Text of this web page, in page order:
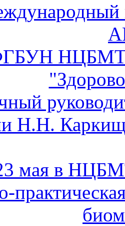
НЦБМТ
Н.Н.
мая в